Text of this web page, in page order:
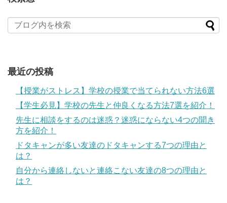
最近の投稿
【授業がストレス】学校の授業で当てられない方法6選
【学生必見】学校の先生と仲良くなる方法7選を紹介！
先生に相談をするのは迷惑？迷惑にならない4つの聞き
方を紹介！
ドタキャンが多い友達のドタキャンする7つの理由と
は？
自分から連絡しないと連絡こない友達の8つの理由と
は？